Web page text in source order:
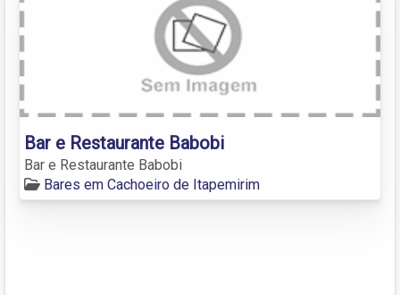
Bar e Restaurante Babobi
Bar e Restaurante Babobi
Bares em Cachoeiro de Itapemirim